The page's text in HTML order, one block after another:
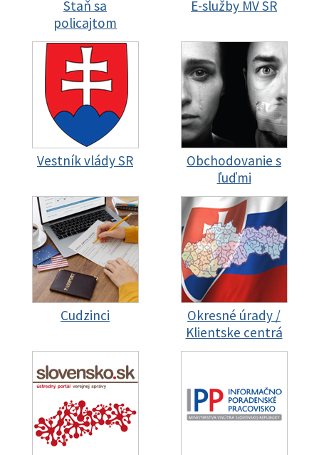
Staň sa
policajtom
E-služby MV SR
Vestník vlády SR
Obchodovanie s
ľuďmi
Cudzinci
Okresné úrady /
Klientske centrá